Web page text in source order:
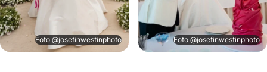
Foto @josefinwestinphoto Foto @josefinwestinphoto